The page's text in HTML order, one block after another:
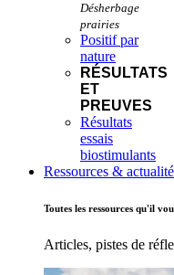
Positif par
nature
RÉSULTATS
ET
PREUVES
Résultats
essais
biostimulants
Ressources &
Toutes les ressources qu'il
Articles, pistes de